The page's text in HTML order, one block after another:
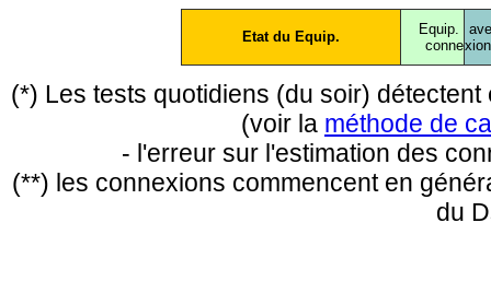
Etat du Equip.
Equip.
conne
(*) Les tests quotidiens (du soir)
(voir la méthode de
- l'erreur sur l'estimation des
(**) les connexions commencent en
du